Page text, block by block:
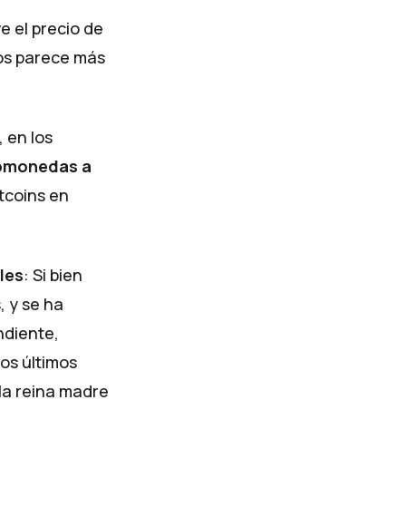
el precio de
parece más
en los
a
en
: Si bien
y se ha
últimos
reina madre